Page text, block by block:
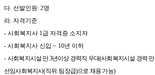
다. 선발인원 : 2명
라. 자격기준
- 사회복지사 1급 자격증 소지자
- 사회복지사 신입 ~ 10년 이하
- 사회복지시설 만3년이상 경력직 우대(사회복지시설 경력 만
선임사회복지사(직위 :팀장급)으로 채용 가능)